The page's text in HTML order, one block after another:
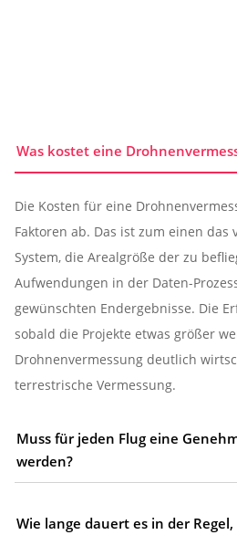
Was kostet eine
Die Kosten für eine
Faktoren ab. Das ist zum einen das
System, die Arealgröße der zu
Aufwendungen in der Daten-
gewünschten Endergebnisse. Die
sobald die Projekte etwas größer
Drohnenvermessung deutlich
terrestrische Vermessung.
Muss für jeden Flug eine
werden?
Wie lange dauert es in der